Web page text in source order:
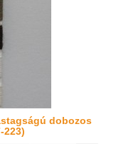
dobozos
223)